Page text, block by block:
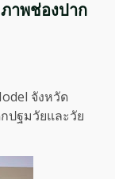
าพช่องปาก
จังหวัด
ปฐมวัยและวัย